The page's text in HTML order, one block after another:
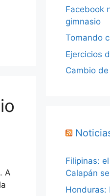
A
Facebook
gimnasio
Tomando
Ejercicios
Cambio
Filipinas:
Calapán
Honduras: